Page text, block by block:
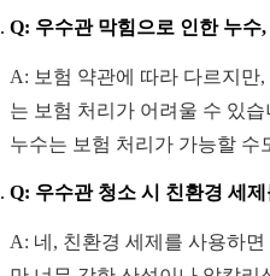
Q: 우수관 막힘으로 인한 누수
A: 보험 약관에 따라 다르지만
는 보험 처리가 어려울 수 있
누수는 보험 처리가 가능할 수
Q: 우수관 청소 시 친환경 세
A: 네, 친환경 세제를 사용하